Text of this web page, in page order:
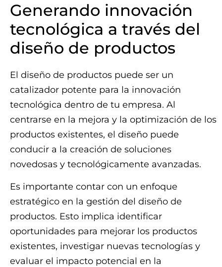
Generando innovación
tecnológica a través del
diseño de productos
El diseño de productos puede ser un
catalizador potente para la innovación
tecnológica dentro de tu empresa. Al
centrarse en la mejora y la optimización de los
productos existentes, el diseño puede
conducir a la creación de soluciones
novedosas y tecnológicamente avanzadas.
Es importante contar con un enfoque
estratégico en la gestión del diseño de
productos. Esto implica identificar
oportunidades para mejorar los productos
existentes, investigar nuevas tecnologías y
evaluar el impacto potencial en la